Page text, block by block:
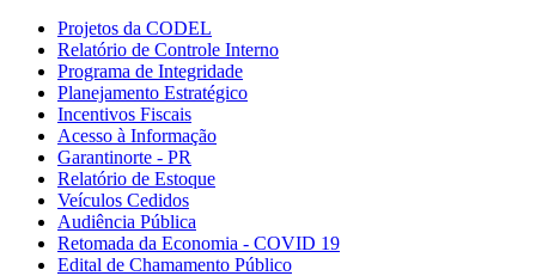
Projetos da CODEL
Relatório de Controle Interno
Programa de Integridade
Planejamento Estratégico
Incentivos Fiscais
Acesso à Informação
Garantinorte - PR
Relatório de Estoque
Veículos Cedidos
Audiência Pública
Retomada da Economia - COVID 19
Edital de Chamamento Público